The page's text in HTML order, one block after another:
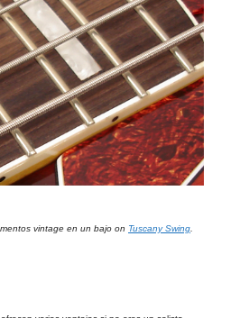
vintage en un bajo on Tuscany Swing